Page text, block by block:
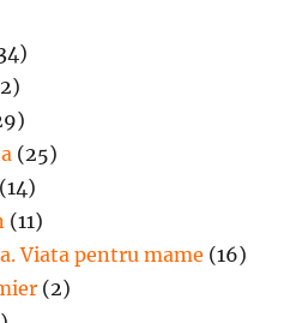
(25)
(14)
(11)
Viata pentru mame (16)
(2)